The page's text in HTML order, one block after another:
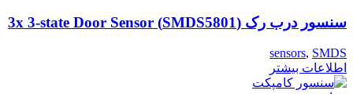
سنسور درب رک (SMDS5801) 3x 3-state Door Sensor
sensors, SMDS
اطلاعات بیشتر